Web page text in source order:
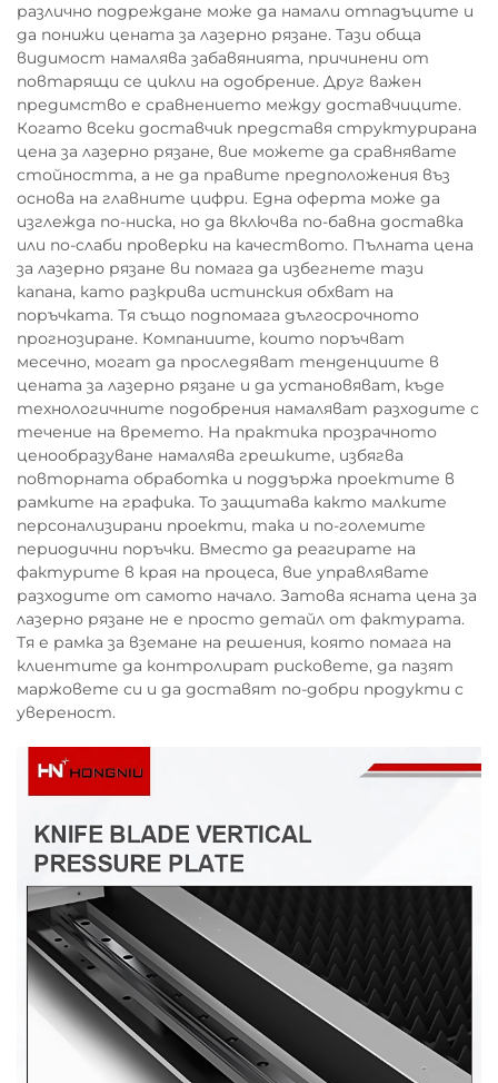
различно подреждане може да намали отпадъците и
да понижи цената за лазерно рязане. Тази обща
видимост намалява забавянията, причинени от
повтарящи се цикли на одобрение. Друг важен
предимство е сравнението между доставчиците.
Когато всеки доставчик представя структурирана
цена за лазерно рязане, вие можете да сравнявате
стойността, а не да правите предположения въз
основа на главните цифри. Една оферта може да
изглежда по-ниска, но да включва по-бавна доставка
или по-слаби проверки на качеството. Пълната цена
за лазерно рязане ви помага да избегнете тази
капана, като разкрива истинския обхват на
поръчката. Тя също подпомага дългосрочното
прогнозиране. Компаниите, които поръчват
месечно, могат да проследяват тенденциите в
цената за лазерно рязане и да установяват, къде
технологичните подобрения намаляват разходите с
течение на времето. На практика прозрачното
ценообразуване намалява грешките, избягва
повторната обработка и поддържа проектите в
рамките на графика. То защитава както малките
персонализирани проекти, така и по-големите
периодични поръчки. Вместо да реагирате на
фактурите в края на процеса, вие управлявате
разходите от самото начало. Затова ясната цена за
лазерно рязане не е просто детайл от фактурата.
Тя е рамка за вземане на решения, която помага на
клиентите да контролират рисковете, да пазят
маржовете си и да доставят по-добри продукти с
увереност.